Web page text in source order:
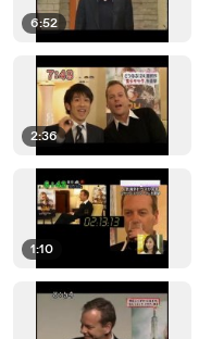
6:52
2:36
1:10